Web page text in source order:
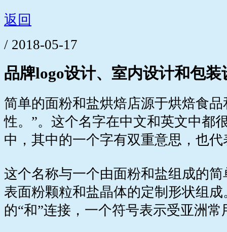
返回
/ 2018-05-17
品牌logo设计、室内设计和包装
简单的面粉和盐烘焙店源于烘焙食
性。”。这个名字在中文和英文中都
中，其中的一个字有双重意思，也代
这个名称与一个由面粉和盐组成的
表面粉颗粒和盐晶体的定制形状组
的“和”连接，一个符号表示受亚洲